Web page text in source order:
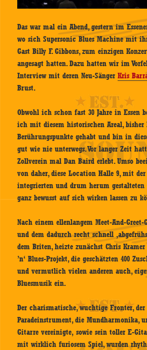
Das war mal ein Abend, gestern im
wo sich Supersonic Blues Machine mit
Gast Billy F. Gibbons, zum einzigen
angesagt hatten. Dazu hatten wir im
Interview mit deren Neu-SängerKris
Brust.
Obwohl ich schon fast 30 Jahre in Essen
ich mit diesem historischen Areal, bisher
Berührungspunkte gehabt und bin in
gut wie nie unterwegs. Vor langer Zeit
Zollverein mal Dan Baird erlebt. Umso
von daher, diese Location Halle 9, mit
integrierten und drum herum gestalteten
ganz bewusst auf sich wirken lassen zu
Nach einem ellenlangem Meet-And-Greet-
und dem dadurch recht schnell
dem Briten, heizte zunächst Chris
’n‘ Blues-Projekt, die geschätzten 400
und vermutlich vielen anderen auch,
Bluesmusik ein.
Der charismatische, wuchtige Fronter, der
Paradeinstrument, die Mundharmonika,
Gitarre vereinigte, sowie sein toller E-
mit wirklich furiosem Spiel, wurden